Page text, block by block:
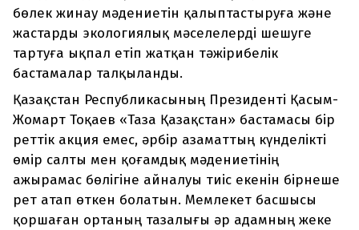
бөлек жинау мәдениетін қалыптастыруға және
жастарды экологиялық мәселелерді шешуге
тартуға ықпал етіп жатқан тәжірибелік
бастамалар талқыланды.
Қазақстан Республикасының Президенті Қасым-
Жомарт Тоқаев «Таза Қазақстан» бастамасы бір
реттік акция емес, әрбір азаматтың күнделікті
өмір салты мен қоғамдық мәдениетінің
ажырамас бөлігіне айналуы тиіс екенін бірнеше
рет атап өткен болатын. Мемлекет басшысы
қоршаған ортаның тазалығы әр адамның жеке